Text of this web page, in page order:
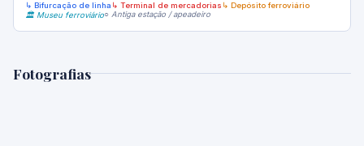
↳ Bifurcação de linha ↳ Terminal de mercadorias ↳ Depósito ferroviário
🏛️ Museu ferroviário○ Antiga estação / apeadeiro
Fotografias